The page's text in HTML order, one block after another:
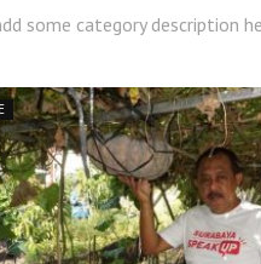
some category description